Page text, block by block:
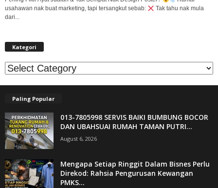
usahawan nak buat marketing, tapi tersangkut sebab:
Tak tahu nak mula
dari...
Kategori
Kategori
Paling Popular
013-7805998 SERVIS BAIKI BUMBUNG BOCOR
DAN UBAHSUAI RUMAH TAMAN PUTRI...
August 6, 2026
Mengapa Setiap Ringgit Dalam Bisnes Perlu
Direkod: Rahsia Pengurusan Kewangan
PMKS...